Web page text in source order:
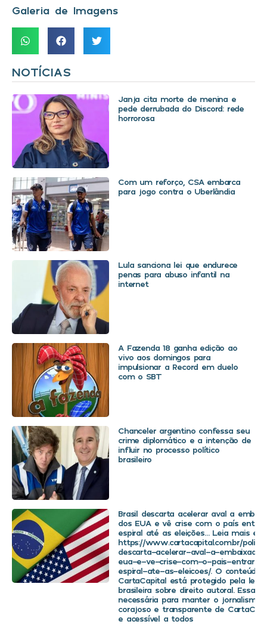
Galeria de Imagens
NOTÍCIAS
Janja cita morte de menina e
pede derrubada do Discord: rede
horrorosa
Com um reforço, CSA embarca
para jogo contra o Uberlândia
Lula sanciona lei que endurece
penas para abuso infantil na
internet
A Fazenda 18 ganha edição ao
vivo aos domingos para
impulsionar a Record em duelo
com o SBT
Chanceler argentino confessa seu
crime diplomático e a intenção de
influir no processo político
brasileiro
Brasil descarta acelerar aval a
dos EUA e vê crise com o país
espiral até as eleições… Leia mais em
https://www.cartacapital.com.br/
descarta-acelerar-aval-a-
eua-e-ve-crise-com-o-pais-entrar-
espiral-ate-as-eleicoes/. O conteúdo
CartaCapital está protegido pela
brasileira sobre direito autoral. Essa
necessária para manter o jornalismo
corajoso e transparente de
e acessível a todos